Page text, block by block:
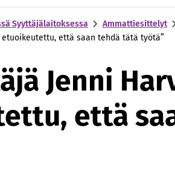
Syyttäjälaitoksessa
Ammattiesittelyt
etuoikeutettu, että saan tehdä tätä työtä”
Jenni
että